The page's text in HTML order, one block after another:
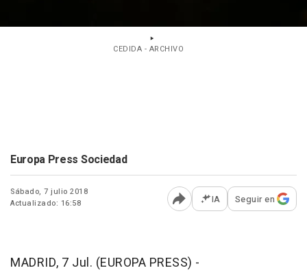
CEDIDA - ARCHIVO
Europa Press Sociedad
Sábado, 7 julio 2018
Actualizado: 16:58
Abrir opciones para
IA Seguir en
MADRID, 7 Jul. (EUROPA PRESS) -